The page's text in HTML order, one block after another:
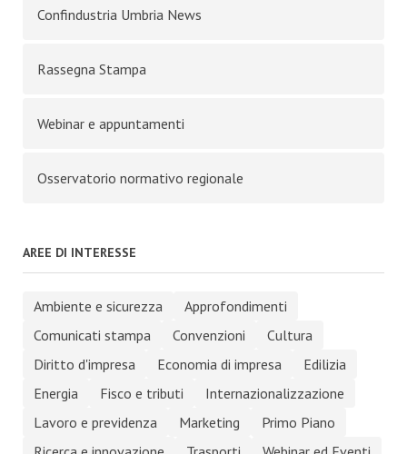
Confindustria Umbria News
Rassegna Stampa
Webinar e appuntamenti
Osservatorio normativo regionale
AREE DI INTERESSE
Ambiente e sicurezza
Approfondimenti
Comunicati stampa
Convenzioni
Cultura
Diritto d'impresa
Economia di impresa
Edilizia
Energia
Fisco e tributi
Internazionalizzazione
Lavoro e previdenza
Marketing
Primo Piano